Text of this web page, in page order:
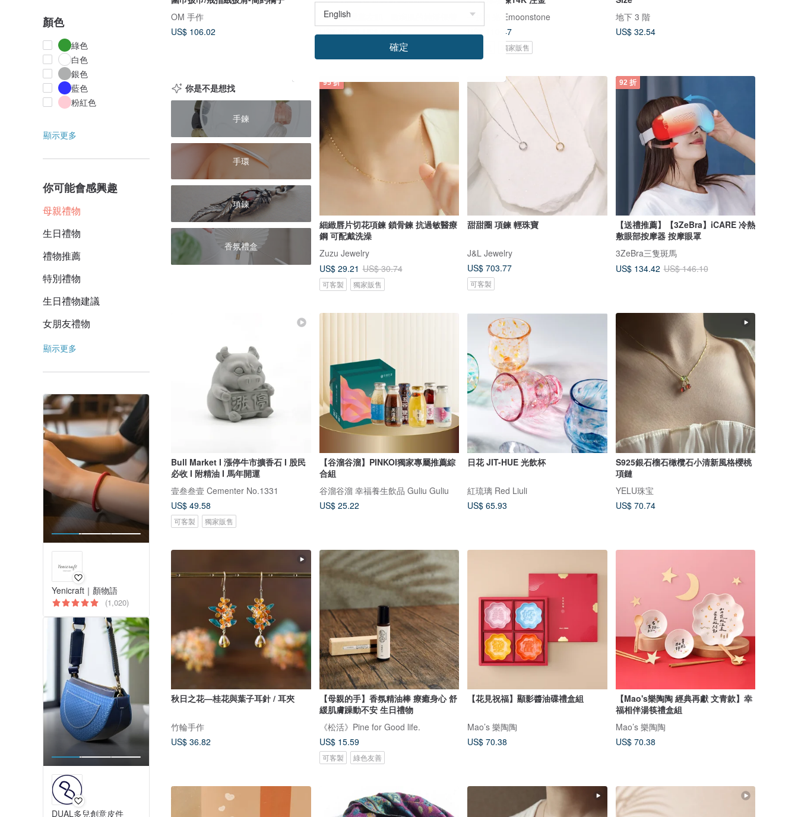
顏色
綠色
白色
銀色
藍色
粉紅色
顯示更多
你可能會感興趣
母親禮物
生日禮物
禮物推薦
特別禮物
生日禮物建議
女朋友禮物
顯示更多
Yenicraft｜顏物語
(1,020)
DUAL多兒創意皮件
OM 手作
US$ 106.02
AYSWE 愛蕊友肌 - 敏弱肌的純淨保養
US$ 35.63 US$ 55.68
一抹月光 Emoonstone
US$ 110.47
獨家販售
地下 3 階
US$ 32.54
你是不是想找
手鍊
手環
項鍊
香氛禮盒
95 折
細緻唇片切花項鍊 鎖骨鍊 抗過敏醫療
鋼 可配戴洗澡
Zuzu Jewelry
US$ 29.21 US$ 30.74
可客製 獨家販售
甜甜圈 項鍊 輕珠寶
J&L Jewelry
US$ 703.77
可客製
92 折
【送禮推薦】【3ZeBra】iCARE 冷熱
敷眼部按摩器 按摩眼罩
3ZeBra三隻斑馬
US$ 134.42 US$ 146.10
Bull Market I 漲停牛市擴香石 I 股民
必收 I 附精油 I 馬年開運
壹叁叁壹 Cementer No.1331
US$ 49.58
可客製 獨家販售
【谷溜谷溜】PINKOI獨家專屬推薦綜
合組
谷溜谷溜 幸福養生飲品 Guliu Guliu
US$ 25.22
日花 JIT-HUE 光飲杯
紅琉璃 Red Liuli
US$ 65.93
S925銀石榴石橄欖石小清新風格櫻桃
項鏈
YELU珠宝
US$ 70.74
秋日之花—桂花與葉子耳針 / 耳夾
竹輪手作
US$ 36.82
【母親的手】香氛精油棒 療癒身心 舒
緩肌膚躁動不安 生日禮物
《松活》Pine for Good life.
US$ 15.59
可客製 綠色友善
【花見祝福】顯影醬油碟禮盒組
Mao’s 樂陶陶
US$ 70.38
【Mao's樂陶陶 經典再獻 文青款】幸
福相伴湯筷禮盒組
Mao’s 樂陶陶
US$ 70.38
確定